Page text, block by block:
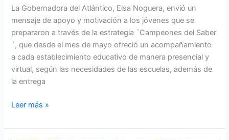
La Gobernadora del Atlántico, Elsa Noguera, envió un
mensaje de apoyo y motivación a los jóvenes que se
prepararon a través de la estrategia ´Campeones del Saber
´, que desde el mes de mayo ofreció un acompañamiento
a cada establecimiento educativo de manera presencial y
virtual, según las necesidades de las escuelas, además de
la entrega
2021
Leer más »